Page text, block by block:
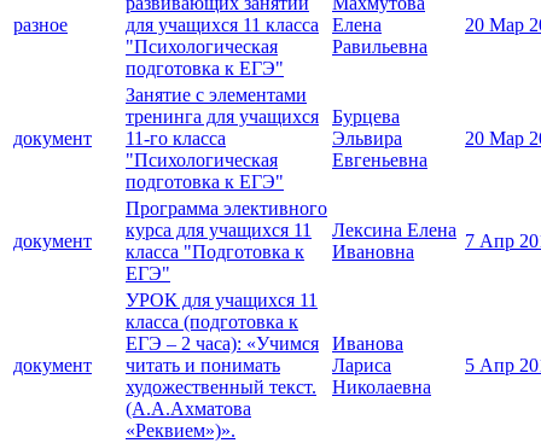
разное
для учащихся 11 класса
"Психологическая
подготовка к ЕГЭ"
Елена
Равильевна
20 Мар
документ
Занятие с элементами
тренинга для учащихся
11-го класса
"Психологическая
подготовка к ЕГЭ"
Бурцева
Эльвира
Евгеньевна
20 Мар
документ
Программа элективного
курса для учащихся 11
класса "Подготовка к
ЕГЭ"
Лексина Елена
Ивановна
7 Апр
документ
УРОК для учащихся 11
класса (подготовка к
ЕГЭ – 2 часа): «Учимся
читать и понимать
художественный текст.
(А.А.Ахматова
«Реквием»)».
Иванова
Лариса
Николаевна
5 Апр